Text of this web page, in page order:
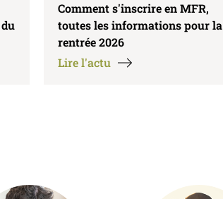
Comment s'inscrire en MFR,
toutes les informations pour la
rentrée 2026
Lire l'actu